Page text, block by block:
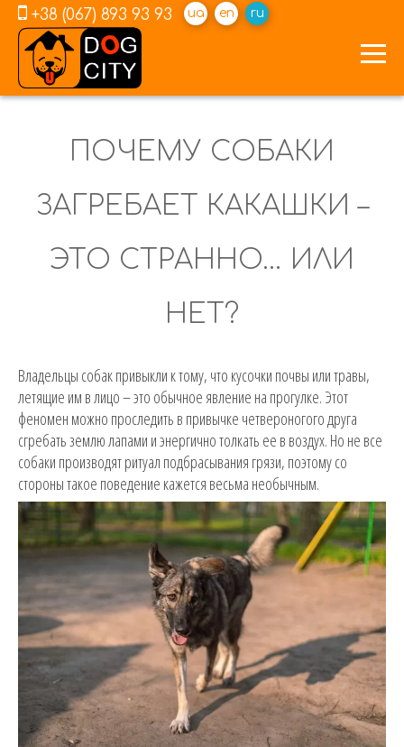
+38 (067) 893 93 93 ua en ru
ПОЧЕМУ СОБАКИ
ЗАГРЕБАЕТ КАКАШКИ –
ЭТО СТРАННО… ИЛИ
НЕТ?
Владельцы собак привыкли к тому, что кусочки почвы или травы,
летящие им в лицо – это обычное явление на прогулке. Этот
феномен можно проследить в привычке четвероногого друга
сгребать землю лапами и энергично толкать ее в воздух. Но не все
собаки производят ритуал подбрасывания грязи, поэтому со
стороны такое поведение кажется весьма необычным.